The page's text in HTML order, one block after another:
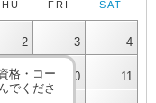
FRI SAT
2 3 4
9 10 11
格・コー
でくださ